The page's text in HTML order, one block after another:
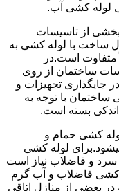
لوله کشی آب.
از تاسیسات
ساخت با لوله کشی به
متفاوت است.در
ساختمان از روی
جایگذاری تجهیزات و
ساختمان با توجه به
بسته است.
کشی حمام و
لوله کشی
و فاضلاب نیاز است
کشی فاضلاب و آب گرم
در بعضی از منازل اتاقی